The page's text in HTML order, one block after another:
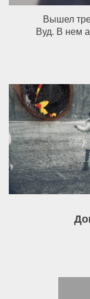
Вышел
Вуд. В нем